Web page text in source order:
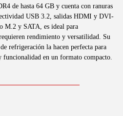
de hasta 64 GB y cuenta con ranuras
USB 3.2, salidas HDMI y DVI-
M.2 y SATA, es ideal para
rendimiento y versatilidad. Su
refrigeración la hacen perfecta para
funcionalidad en un formato compacto.